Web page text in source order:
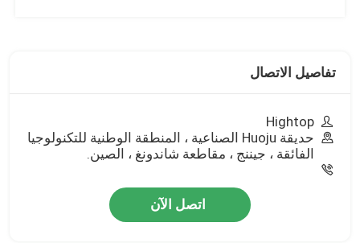
تفاصيل الاتصال
Hightop
حديقة Huoju الصناعية ، المنطقة الوطنية للتكنولوجيا
الفائقة ، جيننج ، مقاطعة شاندونغ ، الصين.
اتصل الآن